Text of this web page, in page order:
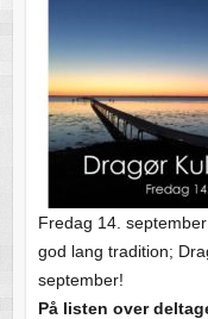
Fredag 14.
god lang tradition;
september!
På listen over